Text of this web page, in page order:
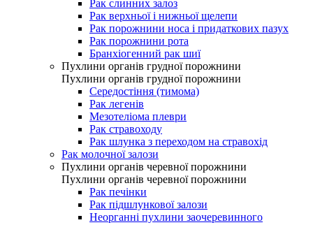
Рак слинних залоз
Рак верхньої і нижньої щелепи
Рак порожнини носа і придаткових пазух
Рак порожнини рота
Бранхіогенний рак шиї
Пухлини органів грудної порожнини
Пухлини органів грудної порожнини
Середостіння (тимома)
Рак легенів
Мезотеліома плеври
Рак стравоходу
Рак шлунка з переходом на стравохід
Рак молочної залози
Пухлини органів черевної порожнини
Пухлини органів черевної порожнини
Рак печінки
Рак підшлункової залози
Неорганні пухлини заочеревинного